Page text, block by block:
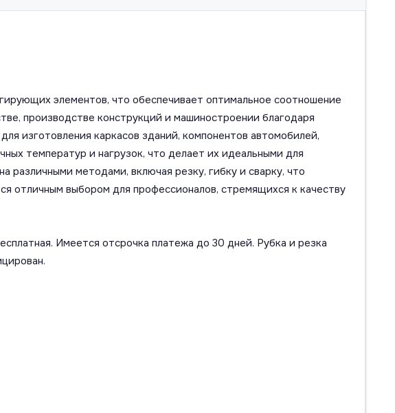
элементов, что обеспечивает оптимальное соотношение
производстве конструкций и машиностроении благодаря
изготовления каркасов зданий, компонентов автомобилей,
температур и нагрузок, что делает их идеальными для
различными методами, включая резку, гибку и сварку, что
отличным выбором для профессионалов, стремящихся к качеству
Имеется отсрочка платежа до 30 дней. Рубка и резка